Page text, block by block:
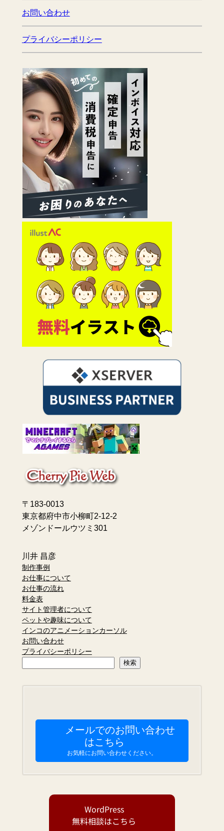
お問い合わせ
プライバシーポリシー
〒183-0013
東京都府中市小柳町2-12-2
メゾンドールウツミ301
川井 昌彦
制作事例
お仕事について
お仕事の流れ
料金表
サイト管理者について
ペットや趣味について
インコのアニメーションカーソル
お問い合わせ
プライバシーポリシー
検索
メールでのお問い合わせ
はこちら
お気軽にお問い合わせください。
WordPress
無料相談はこちら